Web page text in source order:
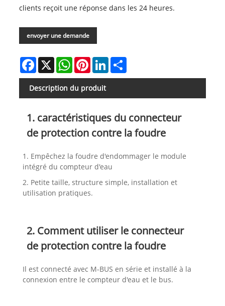
clients reçoit une réponse dans les 24 heures.
envoyer une demande
Facebook
X WhatsAppPinterestLinkedInShare
Description du produit
1. caractéristiques du connecteur
de protection contre la foudre
1. Empêchez la foudre d'endommager le module
intégré du compteur d'eau
2. Petite taille, structure simple, installation et
utilisation pratiques.
2. Comment utiliser le connecteur
de protection contre la foudre
Il est connecté avec M-BUS en série et installé à la
connexion entre le compteur d'eau et le bus.